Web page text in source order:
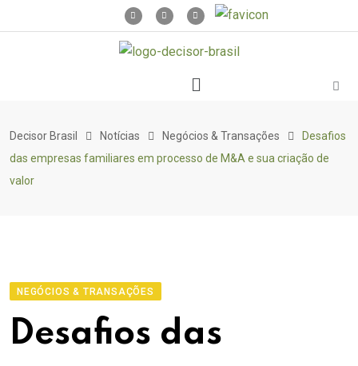
Decisor Brasil Notícias Negócios & Transações
Desafios
das empresas familiares em processo de M&A e sua criação de
valor
NEGÓCIOS & TRANSAÇÕES
Desafios das